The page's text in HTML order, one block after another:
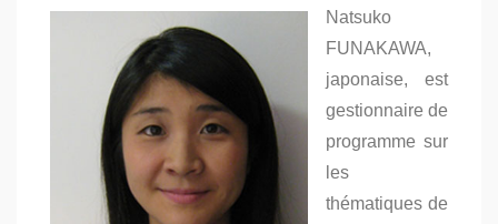
Natsuko
FUNAKAWA,
japonaise, est
gestionnaire de
programme sur
les
thématiques de